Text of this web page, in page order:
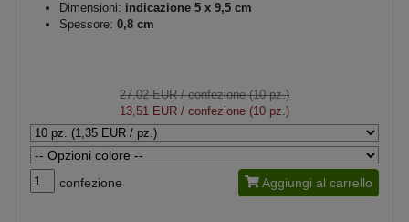
Dimensioni: indicazione 5 x 9,5 cm
Spessore: 0,8 cm
27,02 EUR/ confezione (10 pz.)
13,51 EUR / confezione (10 pz.)
confezione Aggiungi al carrello